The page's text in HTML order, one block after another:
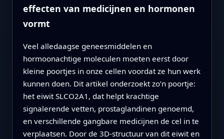
effecten van medicijnen en hormonen
vormt
Veel alledaagse geneesmiddelen en
hormoonachtige moleculen moeten eerst door
kleine poortjes in onze cellen voordat ze hun werk
kunnen doen. Dit artikel onderzoekt zo’n poortje:
het eiwit SLCO2A1, dat helpt krachtige
signalerende vetten, prostaglandinen genoemd,
en verschillende gangbare medicijnen de cel in te
verplaatsen. Door de 3D-structuur van dit eiwit en